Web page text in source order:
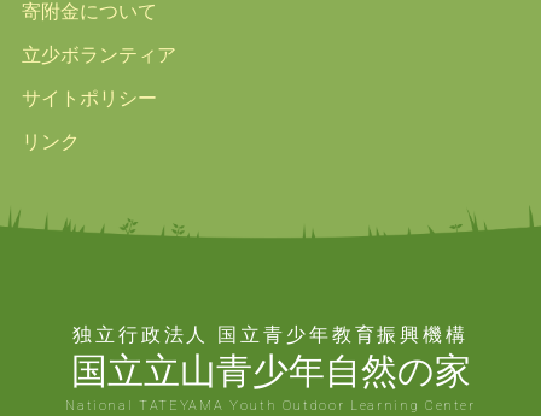
寄附金について
立少ボランティア
サイトポリシー
リンク
独立行政法人 国立青少年教育振興機構
国立立山青少年自然の家
National TATEYAMA Youth Outdoor Learning Center